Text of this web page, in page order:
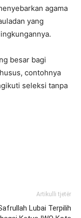
agama
yang
besar bagi
contohnya
seleksi tanpa
Artikulli tjetër
Lubai Terpilih